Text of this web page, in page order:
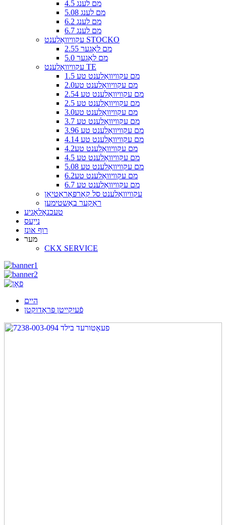
4.5 מם לענג
5.08 מם לענג
6.2 מם לענג
6.7 מם לענג
עקוויוואַלענט STOCKO
2.55 מם לאַגער
5.0 מם לאַגער
עקוויוואַלענט TE
1.5 מם עקוויוואַלענט טע
2.0מם עקוויוואַלענט טע
2.54 מם עקוויוואַלענט טע
2.5 מם עקוויוואַלענט טע
3.0מם עקוויוואַלענט טע
3.7 מם עקוויוואַלענט טע
3.96 מם עקוויוואַלענט טע
4.14 מם עקוויוואַלענט טע
4.2מם עקוויוואַלענט טע
4.5 מם עקוויוואַלענט טע
5.08 מם עקוויוואַלענט טע
6.2מם עקוויוואַלענט טע
6.7 מם עקוויוואַלענט טע
עקוויוואַלענט סל קאָרפּאָראַטיאָן
ראַקער באַשטימען
טעכנאָלאָגיע
נייַעס
רוף אונז
מער
CKX SERVICE
היים
פֿעיִקייטן פּראָדוקטן